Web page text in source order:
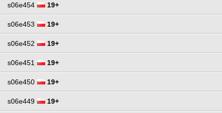
s06e454 19+
s06e453 19+
s06e452 19+
s06e451 19+
s06e450 19+
s06e449 19+